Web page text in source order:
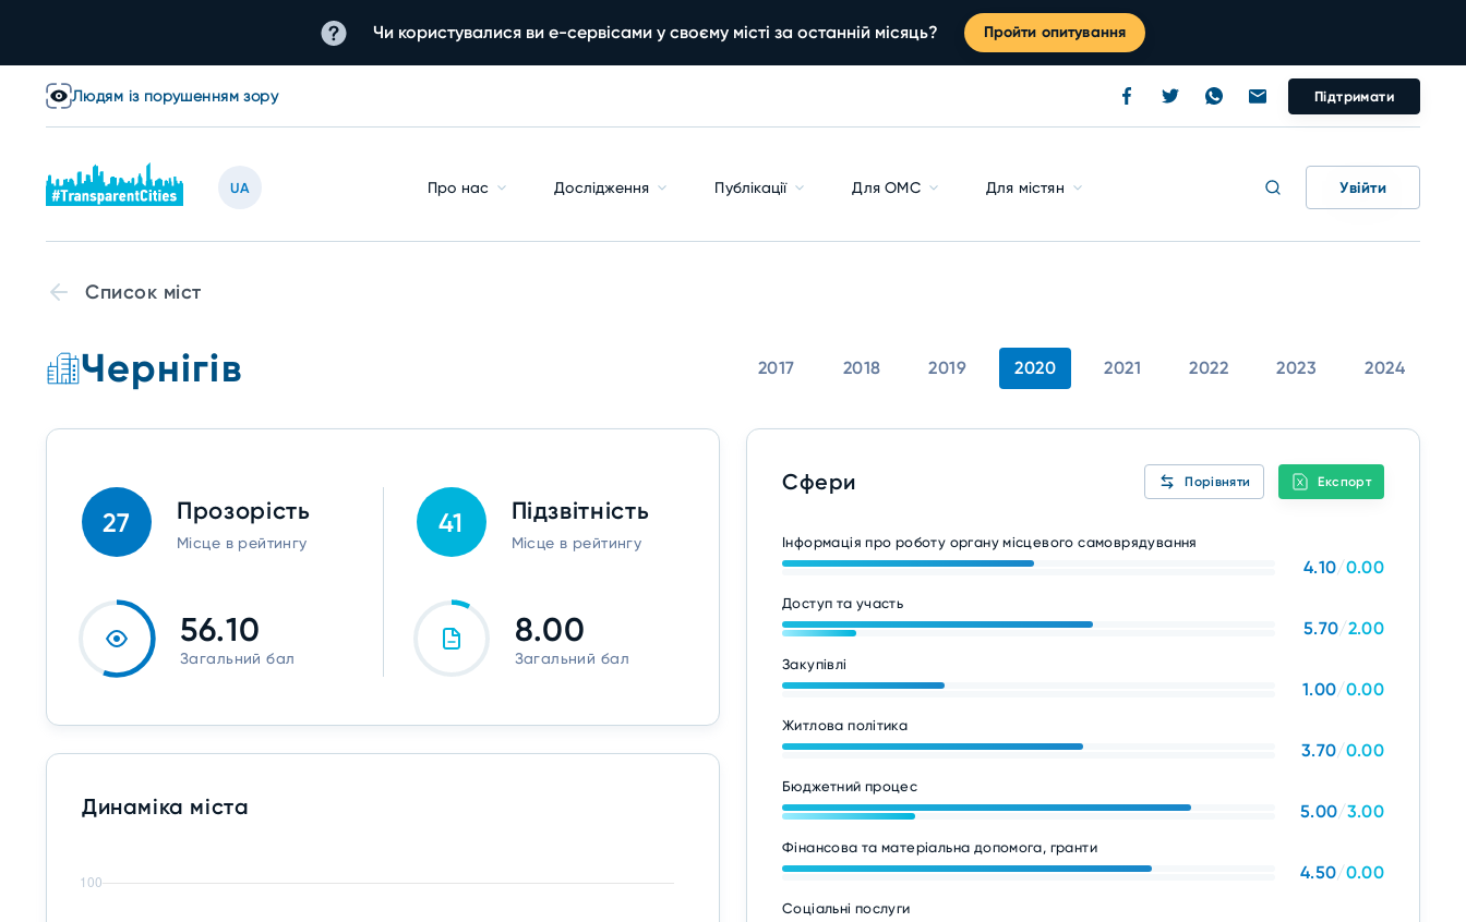
Чи користувалися ви е-сервісами у своєму місті за останній місяць? Пройти опитування
Людям із порушенням зору Підтримати
UA Про нас Дослідження Публікації Для ОМС Для містян Увійти
Список міст
Чернігів 2017 2018 2019 2020 2021 2022 2023 2024
27 Прозорість
Місце в рейтингу
56.10
Загальний бал
41 Підзвітність
Місце в рейтингу
8.00
Загальний бал
Динаміка міста
Сфери Порівняти Експорт
Інформація про роботу органу місцевого самоврядування
4.10/0.00
Доступ та участь
5.70/2.00
Закупівлі
1.00/0.00
Житлова політика
3.70/0.00
Бюджетний процес
5.00/3.00
Фінансова та матеріальна допомога, гранти
4.50/0.00
Соціальні послуги